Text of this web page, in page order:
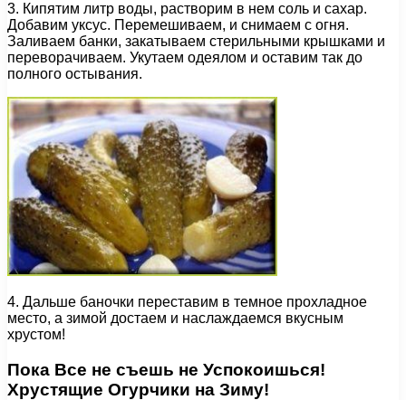
3. Кипятим литр воды, растворим в нем соль и сахар.
Добавим уксус. Перемешиваем, и снимаем с огня.
Заливаем банки, закатываем стерильными крышками и
переворачиваем. Укутаем одеялом и оставим так до
полного остывания.
4. Дальше баночки переставим в темное прохладное
место, а зимой достаем и наслаждаемся вкусным
хрустом!
Пока Все не съешь не Успокоишься!
Хрустящие Огурчики на Зиму!